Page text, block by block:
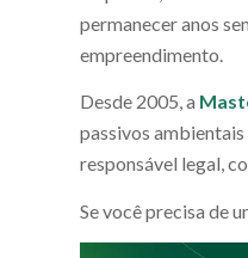
permanecer anos
empreendimento.
Desde 2005, a
passivos
responsável legal,
Se você precisa de